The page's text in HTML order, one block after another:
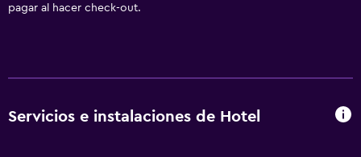
pagar al hacer check-out.
Servicios e instalaciones de Hotel